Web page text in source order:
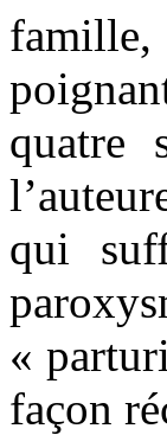
famille,
quatre
qui
«
façon